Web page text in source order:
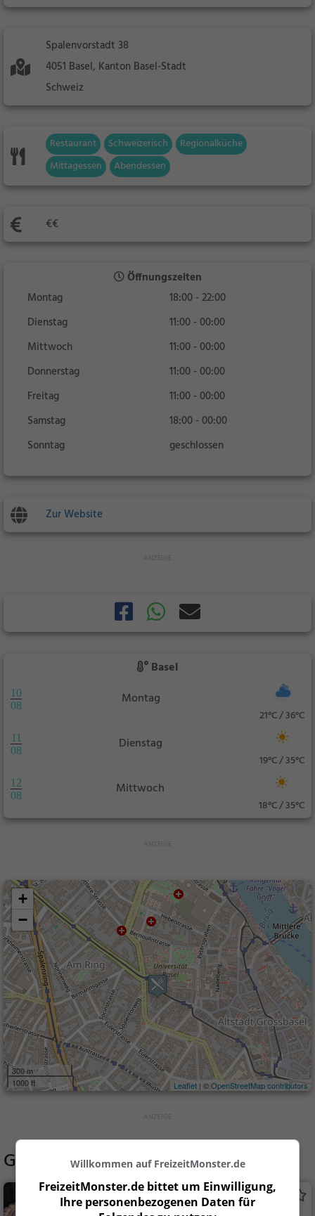
Spalenvorstadt 38
4051 Basel, Kanton Basel-Stadt
Schweiz
Restaurant Schweizerisch
Regionalküche
Mittagessen
Abendessen
€€
Öffnungszeiten
Montag
18:00 - 22:00
Dienstag
11:00 - 00:00
Mittwoch
11:00 - 00:00
Donnerstag
11:00 - 00:00
Freitag
11:00 - 00:00
Samstag
18:00 - 00:00
Sonntag
geschlossen
Zur Website
Basel
10
08
Montag
21°C / 36°C
11
08
Dienstag
19°C / 35°C
12
08
Mittwoch
18°C / 35°C
+
−
300 m
1000 ft
Leaflet | ©OpenStreetMap contributors
Gaststätten in der Nähe vonZum Tell
Café Spalentor
Willkommen auf FreizeitMonster.de
FreizeitMonster.de bittet um Einwilligung,
Ihre personenbezogenen Daten für